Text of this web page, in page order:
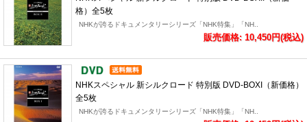
格）全5枚
NHKが誇るドキュメンタリーシリーズ「NHK特集」「NH..
販売価格: 10,450円(税込)
NHKスペシャル 新シルクロード 特別版 DVD-BOXI（新価格）
全5枚
NHKが誇るドキュメンタリーシリーズ「NHK特集」「NH..